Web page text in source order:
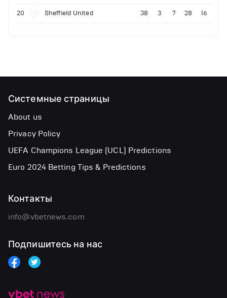
20 Sheffield United 38 3 7 28 16
Системные страницы
About us
Privacy Policy
UEFA Champions League (UCL) Predictions
Euro 2024 Betting Tips & Predictions
Контакты
info@vbetnews.com
Подпишитесь на нас